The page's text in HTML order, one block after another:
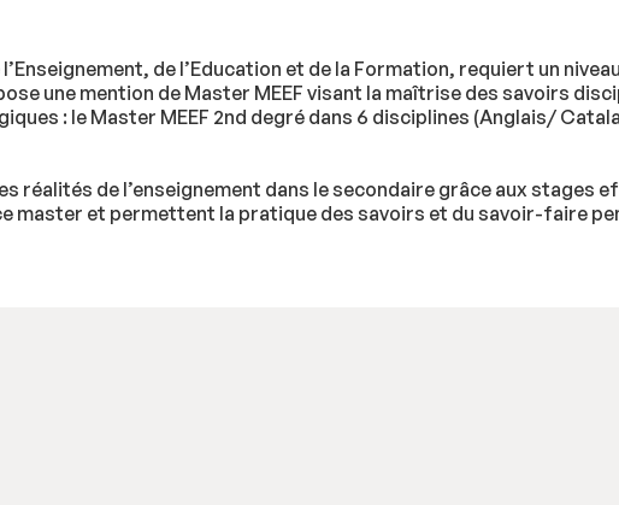
de l’Education et de la Formation, requiert un
une mention de Master MEEF visant la maîtrise des savoirs
: le Master MEEF 2nd degré dans 6 disciplines (Anglais/
réalités de l’enseignement dans le secondaire grâce aux stages
master et permettent la pratique des savoirs et du savoir-faire